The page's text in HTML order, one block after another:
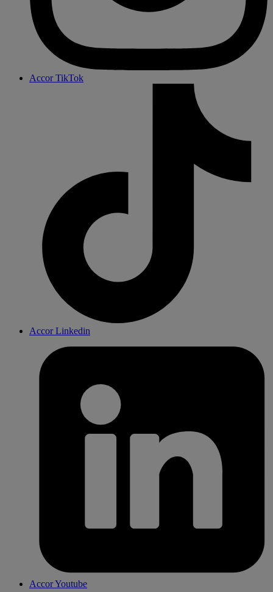
Accor TikTok
Accor Linkedin
Accor Youtube